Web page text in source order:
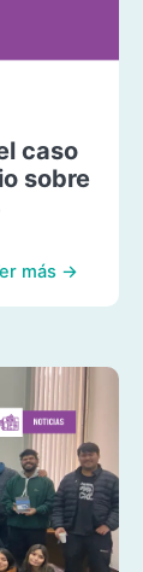
caso
sobre
más →